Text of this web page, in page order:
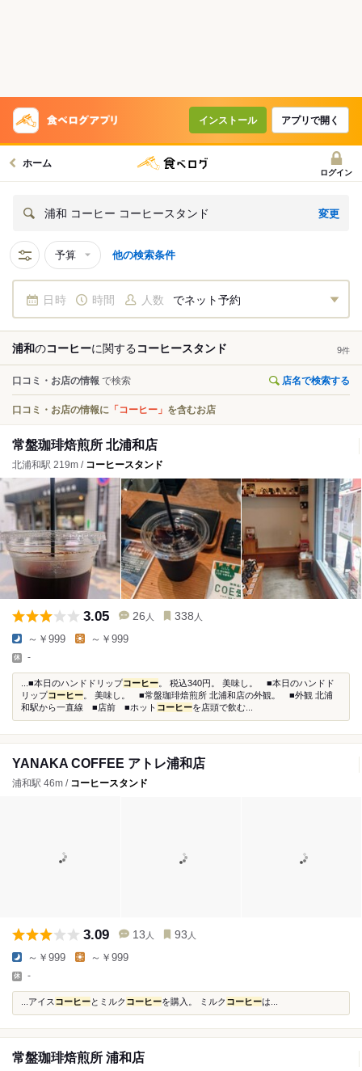
インストール アプリで開く
ホーム
ログイン
浦和 コーヒー コーヒースタンド 変更
予算 他の検索条件
日時 時間 人数 でネット予約
浦和のコーヒーに関するコーヒースタンド 9件
口コミ・お店の情報 で検索 店名で検索する
口コミ・お店の情報に 「コーヒー」 を含むお店
常盤珈琲焙煎所 北浦和店
北浦和駅 219m / コーヒースタンド
3.05 26 人 338 人
～￥999 ～￥999
-
...■本日のハンドドリップコーヒー 。 税込340円。 美味し。 ■本日のハンドド
リップコーヒー 。 美味し。 ■常盤珈琲焙煎所 北浦和店の外観。 ■外観 北浦
和駅から一直線 ■店前 ■ホット コーヒーを店頭で飲む...
YANAKA COFFEE アトレ浦和店
浦和駅 46m / コーヒースタンド
3.09 13 人 93 人
～￥999 ～￥999
-
...アイス コーヒーとミルク コーヒーを購入。 ミルク コーヒーは...
常盤珈琲焙煎所 浦和店